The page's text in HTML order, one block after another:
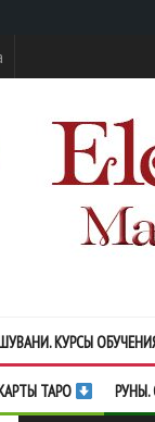
КУРСЫ
ТАРО РУНЫ.